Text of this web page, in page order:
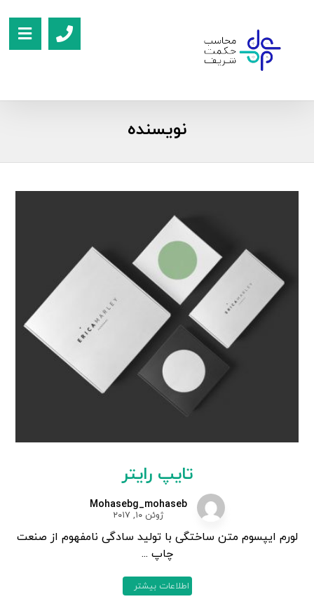
نویسنده
تایپ رایتر
Mohasebg_mohaseb
ژوئن ۱۰, ۲۰۱۷
لورم ایپسوم متن ساختگی با تولید سادگی نامفهوم از صنعت
چاپ ...
اطلاعات بیشتر